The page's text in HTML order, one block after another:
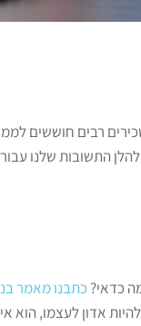
רבים חוששים
התשובות שלנו
כדאי? כתבנו מאמר
אדון לעצמו, הוא